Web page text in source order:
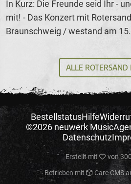
In Kurz: Die Freunde seid Ihr - und bringt eure Freunde
mit! - Das Konzert mit
Braunschweig / westand am
ALLE ROTERSAND
BestellstatusHilfe
©2026 neuwerk Music
Datenschutz
Erstellt mit von
Betrieben mit Care CMS